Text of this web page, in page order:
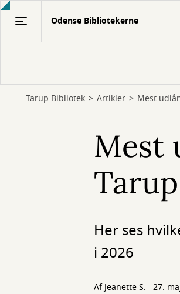
Gå
Odense Bibliotekerne
Tarup Bibliotek Artikler Mest
Mest
Her ses
i 2026
AfJeanette S. 27.